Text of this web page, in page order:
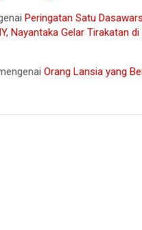
Peringatan Satu
Nayantaka Gelar Tirakatan di
Orang Lansia yang